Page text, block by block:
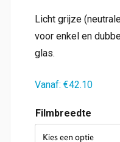
Licht grijze
voor enkel en
glas.
Vanaf: €42.10
Filmbreedte